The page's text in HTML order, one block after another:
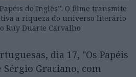
Papéis do Inglês”. O filme transmite
a riqueza do universo literário
Ruy Duarte Carvalho
dia 17, "Os Papéis
Graciano, com